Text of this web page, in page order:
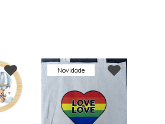
Novidade